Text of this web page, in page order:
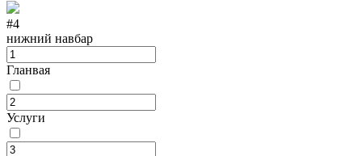
#4
нижний навбар
Гланвая
Услуги